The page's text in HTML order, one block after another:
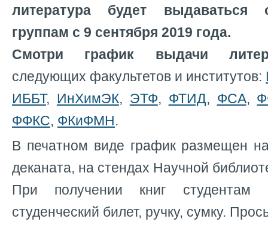
литература будет выдаваться
группам с 9 сентября 2019 года.
Смотри график выдачи
следующих факультетов и институтов:
ИББТ, ИнХимЭК, ЭТФ, ФТИД, ФСА,
ФФКС, ФКиФМН.
В печатном виде график размещен
деканата, на стендах Научной
При получении книг студентам
студенческий билет, ручку, сумку.